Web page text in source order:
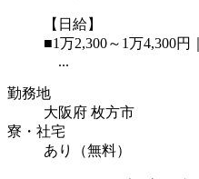
【日給】
■1万2,300～1万4,300
...
勤務地
大阪府 枚方市
寮・社宅
あり（無料）